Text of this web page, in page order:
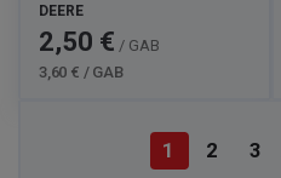
DEERE
Cena
2,50 € / GAB
3,60 € / GAB
1 2 3